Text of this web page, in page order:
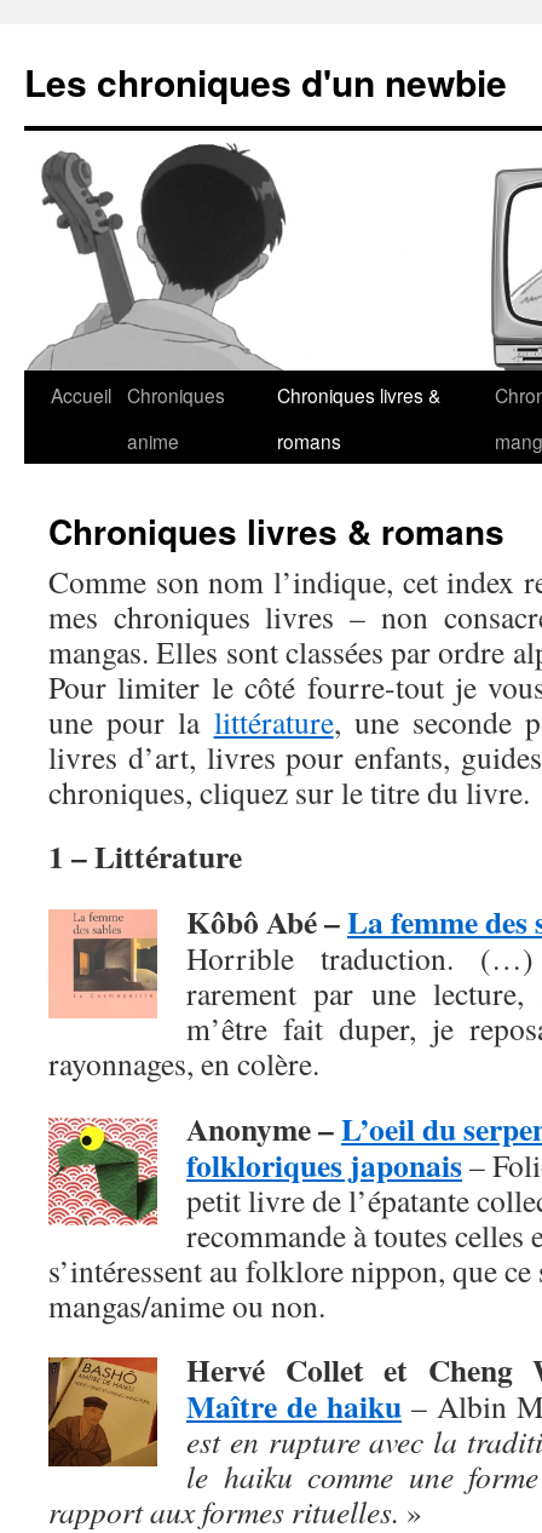
Les chroniques d'un newbie
Accueil Chroniques
anime
Chroniques livres &
romans
Chroniques livres & romans
Comme son nom l’indique, cet index
mes chroniques livres – non
mangas. Elles sont classées par ordre
Pour limiter le côté fourre-tout je
une pour la littérature, une seconde
livres d’art, livres pour enfants,
chroniques, cliquez sur le titre du livre.
1 – Littérature
Kôbô Abé –La femme des
Horrible traduction.
rarement par une lecture,
m’être fait duper, je
rayonnages, en colère.
Anonyme –L’oeil du
folkloriques japonais–
petit livre de l’épatante
recommande à toutes celles
s’intéressent au folklore nippon, que
mangas/anime ou non.
Hervé Collet et
Maître de haiku – Albin
est en rupture avec la
le haiku comme une
rapport aux formes rituelles. »